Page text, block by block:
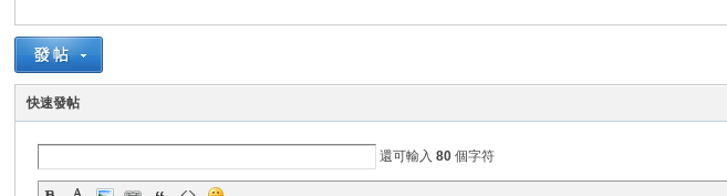
港
快速發帖
還可輸入80 個字符